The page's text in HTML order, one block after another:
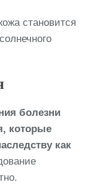
становится
болезни
которые
как